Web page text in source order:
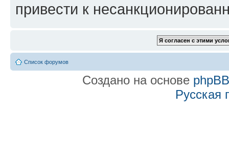
привести к
Список форумов
Создано на основе phpBB
Русская